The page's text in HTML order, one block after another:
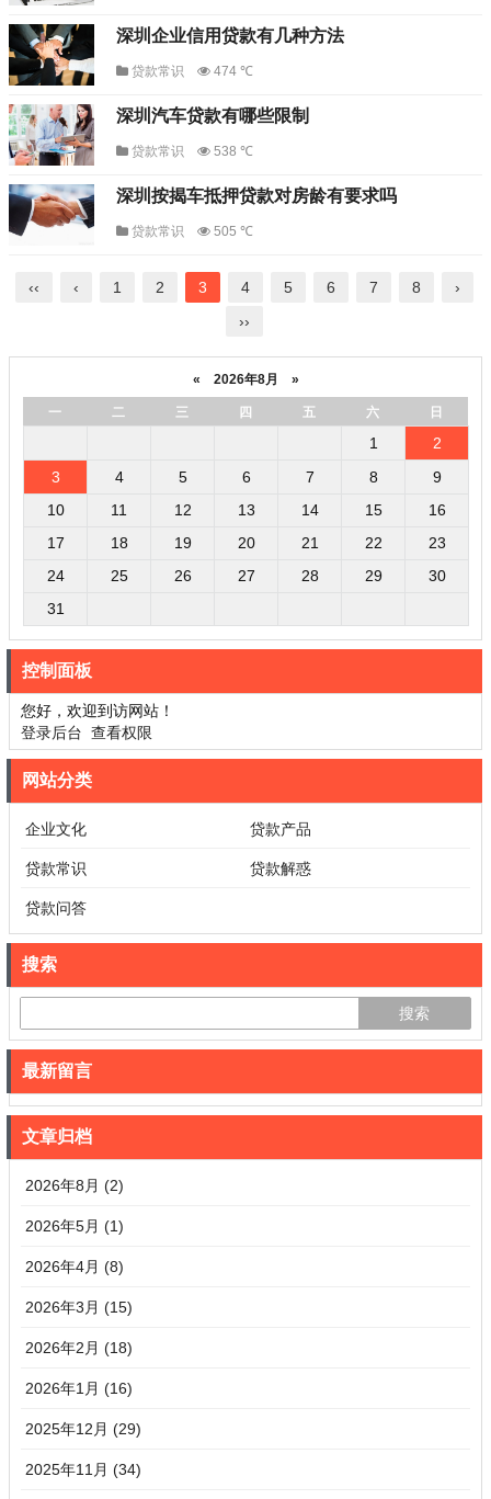
深圳企业信用贷款有几种方法
贷款常识 474 ℃
深圳汽车贷款有哪些限制
贷款常识 538 ℃
深圳按揭车抵押贷款对房龄有要求吗
贷款常识 505 ℃
‹‹ ‹ 1 2 3 4 5 6 7 8
›
››
« 2026年8月 »
一 二 三 四 五 六 日
1
2
3
4 5 6 7 8
9
10
11 12 13 14 15
16
17
18 19 20 21 22
23
24
25 26 27 28 29
30
31
控制面板
您好，欢迎到访网站！
登录后台 查看权限
网站分类
企业文化 贷款产品
贷款常识 贷款解惑
贷款问答
搜索
最新留言
文章归档
2026年8月 (2)
2026年5月 (1)
2026年4月 (8)
2026年3月 (15)
2026年2月 (18)
2026年1月 (16)
2025年12月 (29)
2025年11月 (34)